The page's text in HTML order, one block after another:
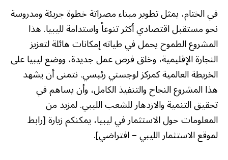
في الختام، يمثل تطوير ميناء مصراتة خطوة جريئة ومدروسة
نحو مستقبل اقتصادي أكثر تنوعاً واستدامة لليبيا. هذا
المشروع الطموح يحمل في طياته إمكانات هائلة لتعزيز
التجارة الإقليمية، وخلق فرص عمل جديدة، ووضع ليبيا على
الخريطة العالمية كمركز لوجستي رئيسي. نتمنى أن يشهد
هذا المشروع النجاح والتنفيذ الكامل، وأن يساهم في
تحقيق التنمية والازدهار للشعب الليبي. لمزيد من
المعلومات حول الاستثمار في ليبيا، يمكنكم زيارة [رابط
لموقع الاستثمار الليبي – افتراضي].